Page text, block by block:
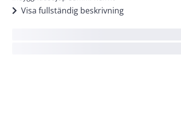
Visa fullständig beskrivning